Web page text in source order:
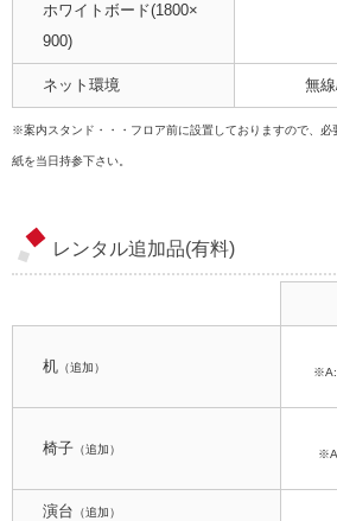
ホワイトボード(1800×
900)
ネット環境 無
※案内スタンド・・・フロア前に設置しておりますので、必
紙を当日持参下さい。
レンタル追加品(有料)
机 （追加）
椅子 （追加）
演台 （追加）